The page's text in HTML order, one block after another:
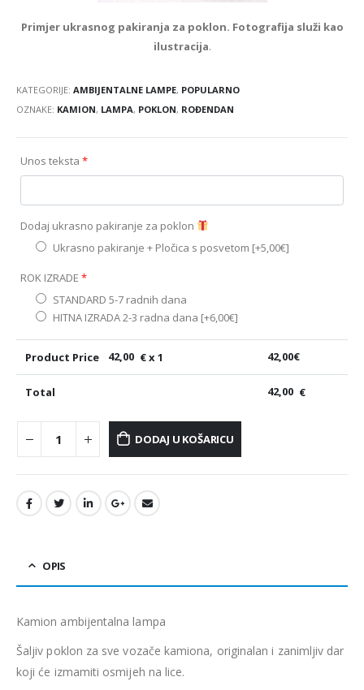
Primjer ukrasnog pakiranja za poklon. Fotografija služi kao
ilustracija.
KATEGORIJE: AMBIJENTALNE LAMPE, POPULARNO
OZNAKE: KAMION, LAMPA, POKLON, ROĐENDAN
Unos teksta *
Dodaj ukrasno pakiranje za poklon
Ukrasno pakiranje + Pločica s posvetom [+5,00€]
ROK IZRADE *
STANDARD 5-7 radnih dana
HITNA IZRADA 2-3 radna dana [+6,00€]
Product Price 42,00 € x 1 42,00€
Total 42,00 €
DODAJ U KOŠARICU
OPIS
Kamion ambijentalna lampa
Šaljiv poklon za sve vozače kamiona, originalan i zanimljiv dar
koji će izmamiti osmijeh na lice.